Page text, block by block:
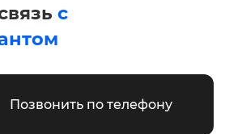
с
Позвонить по телефону